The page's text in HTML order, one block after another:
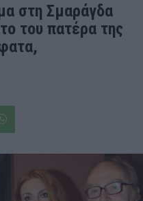
στη Σμαράγδα
του πατέρα της